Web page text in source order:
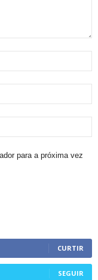
para a próxima vez
CURTIR
SEGUIR